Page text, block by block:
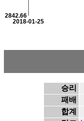
2018-01-25
2842.66
승리
패배
합계